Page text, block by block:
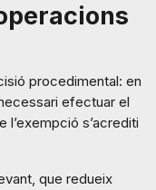
procedimental: en
efectuar el
s’acrediti
que redueix